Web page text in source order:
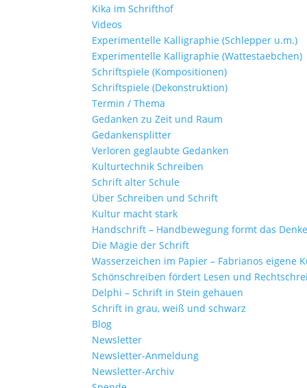
Kika im Schrifthof
Videos
Experimentelle Kalligraphie (Schlepper u.m.)
Experimentelle Kalligraphie (Wattestaebchen)
Schriftspiele (Kompositionen)
Schriftspiele (Dekonstruktion)
Termin / Thema
Gedanken zu Zeit und Raum
Gedankensplitter
Verloren geglaubte Gedanken
Kulturtechnik Schreiben
Schrift alter Schule
Über Schreiben und Schrift
Kultur macht stark
Handschrift – Handbewegung formt das
Die Magie der Schrift
Wasserzeichen im Papier – Fabrianos eigene
Schönschreiben fördert Lesen und
Delphi – Schrift in Stein gehauen
Schrift in grau, weiß und schwarz
Blog
Newsletter
Newsletter-Anmeldung
Newsletter-Archiv